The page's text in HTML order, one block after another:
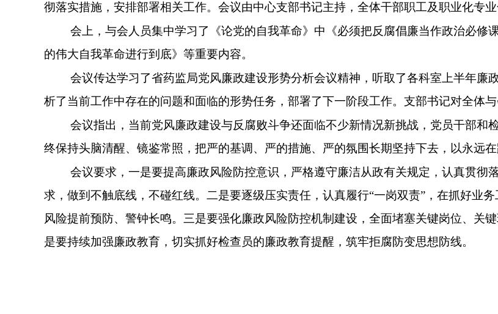
彻落实措施，安排部署相关工作。会议由中心支部书记主持，全体干部职工及职业化专业
会上，与会人员集中学习了
《论党的自我革命》中《必须把反腐倡廉当作政治必修课
的伟大自我革命进行到底》 等重要内容。
会议传达学习了省药监局党风廉政建设形势分析会议精神 ，听取了各科室上半年廉
析了当前工作中存在的问题和面临的形势任务，部署了下一阶段工作。支部书记对全体
会议指出，当前党风廉政建设与反腐败斗争还面临不少新情况新挑战，党员干部和
终保持头脑清醒、镜鉴常照，把严的基调、严的措施、严的氛围长期坚持下去 ， 以永远
会议要求 ， 一是要提高廉政风险防控意识， 严格遵守廉洁从政有关规定 ，认真贯彻
求 ，做到不触底线，不碰红线。二是要逐级压实责任，认真履行“一岗双责”， 在抓好业
风险提前预防、警钟长鸣。三是要强化廉政风险防控机制建设 ，全面堵塞关键岗位、关
是要持续加强廉政教育，切实抓好检查员的廉政教育提醒，筑牢拒腐防变思想防线。